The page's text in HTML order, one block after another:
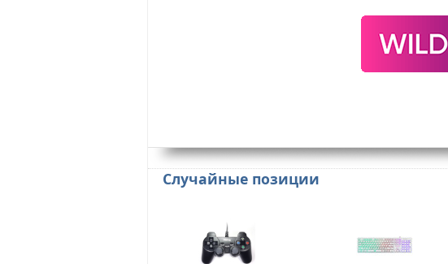
Случайные позиции